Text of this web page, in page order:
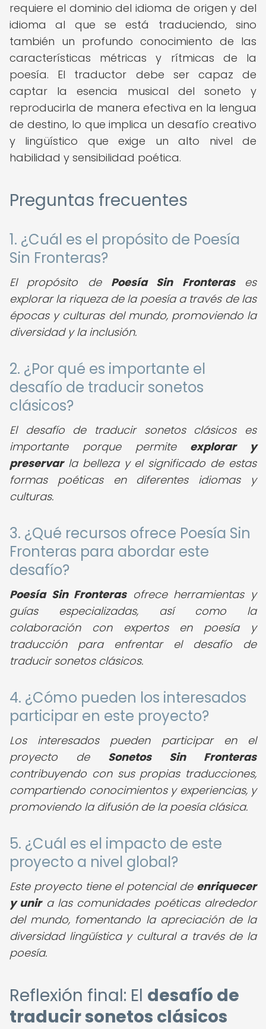
requiere el dominio del idioma de origen y del
idioma al que se está traduciendo, sino
también un profundo conocimiento de las
características métricas y rítmicas de la
poesía. El traductor debe ser capaz de
captar la esencia musical del soneto y
reproducirla de manera efectiva en la lengua
de destino, lo que implica un desafío creativo
y lingüístico que exige un alto nivel de
habilidad y sensibilidad poética.
Preguntas frecuentes
1. ¿Cuál es el propósito de Poesía
Sin Fronteras?
El propósito de Poesía Sin Fronterases
explorar la riqueza de la poesía a través de las
épocas y culturas del mundo, promoviendo la
diversidad y la inclusión.
2. ¿Por qué es importante el
desafío de traducir sonetos
clásicos?
El desafío de traducir sonetos clásicos es
importante porque permite explorar y
preservarla belleza y el significado de estas
formas poéticas en diferentes idiomas y
culturas.
3. ¿Qué recursos ofrece Poesía Sin
Fronteras para abordar este
desafío?
Poesía Sin Fronterasofrece herramientas y
guías especializadas, así como la
colaboración con expertos en poesía y
traducción para enfrentar el desafío de
traducir sonetos clásicos.
4. ¿Cómo pueden los interesados
participar en este proyecto?
Los interesados pueden participar en el
proyecto de Sonetos Sin Fronteras
contribuyendo con sus propias traducciones,
compartiendo conocimientos y experiencias, y
promoviendo la difusión de la poesía clásica.
5. ¿Cuál es el impacto de este
proyecto a nivel global?
Este proyecto tiene el potencial de enriquecer
y unira las comunidades poéticas alrededor
del mundo, fomentando la apreciación de la
diversidad lingüística y cultural a través de la
poesía.
Reflexión final: El desafío de
traducir sonetos clásicos